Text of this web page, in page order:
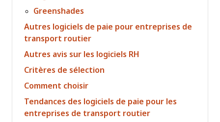
Greenshades
Autres logiciels de paie pour entreprises de
transport routier
Autres avis sur les logiciels RH
Critères de sélection
Comment choisir
Tendances des logiciels de paie pour les
entreprises de transport routier